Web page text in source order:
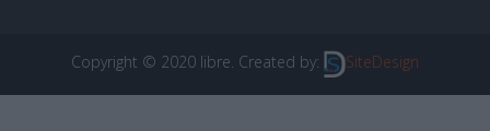
Copyright © 2020 libre. Created by: SiteDesign